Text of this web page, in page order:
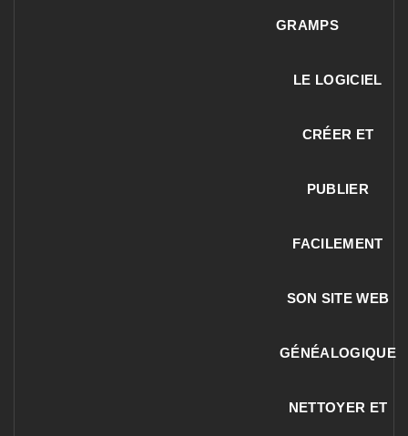
GRAMPS
LE LOGICIEL
CRÉER ET
PUBLIER
FACILEMENT
SON SITE WEB
GÉNÉALOGIQUE
NETTOYER ET